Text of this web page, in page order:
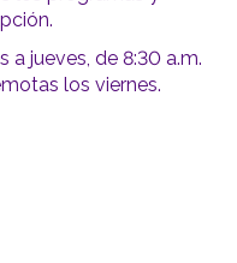
a jueves, de 8:30 a.m.
los viernes.